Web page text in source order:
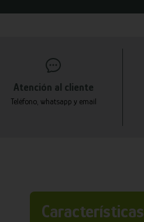
Atención al cliente
Teléfono, whatsapp y email
Características